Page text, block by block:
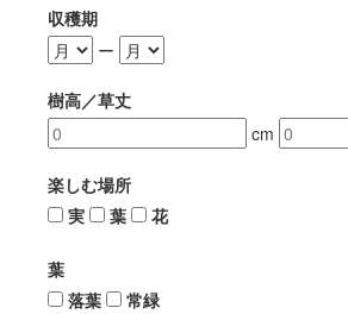
収穫期
ー
樹高／草丈
cm
楽しむ場所
実
葉 花
葉
落葉
常緑